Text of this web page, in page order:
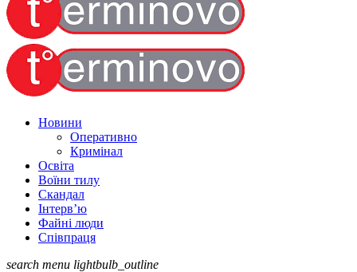
Новини
Оперативно
Кримінал
Освіта
Воїни тилу
Скандал
Інтерв’ю
Файні люди
Співпраця
search menu lightbulb_outline